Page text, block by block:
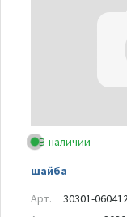
В наличии
шайба
Арт.
30301-